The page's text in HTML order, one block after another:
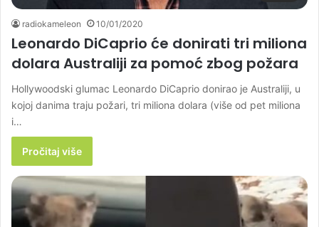
radiokameleon 10/01/2020
Leonardo DiCaprio će donirati tri miliona
dolara Australiji za pomoć zbog požara
Hollywoodski glumac Leonardo DiCaprio donirao je Australiji, u
kojoj danima traju požari, tri miliona dolara (više od pet miliona
i…
Pročitaj više